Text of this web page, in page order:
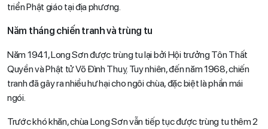
triển Phật giáo tại địa phương.
Năm tháng chiến tranh và trùng tu
Năm 1941, Long Sơn được trùng tu lại bởi Hội trưởng Tôn Thất
Quyền và Phật tử Võ Đình Thuỵ. Tuy nhiên, đến năm 1968, chiến
tranh đã gây ra nhiều hư hại cho ngôi chùa, đặc biệt là phần mái
ngói.
Trước khó khăn, chùa Long Sơn vẫn tiếp tục được trùng tu thêm 2